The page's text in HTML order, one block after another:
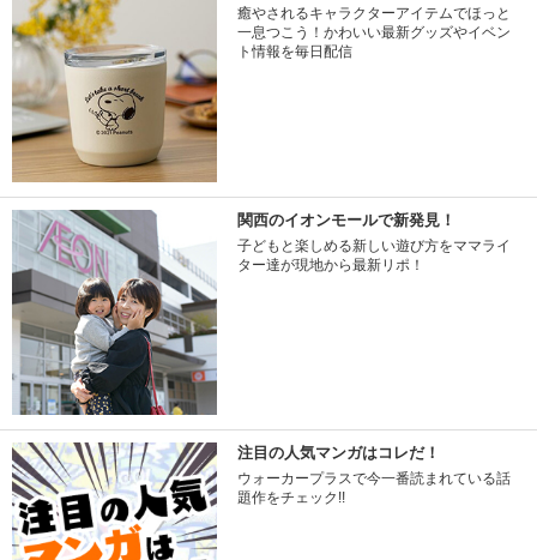
癒やされるキャラクターアイテムでほっと
一息つこう！かわいい最新グッズやイベン
ト情報を毎日配信
関西のイオンモールで新発見！
子どもと楽しめる新しい遊び方をママライ
ター達が現地から最新リポ！
注目の人気マンガはコレだ！
ウォーカープラスで今一番読まれている話
題作をチェック!!